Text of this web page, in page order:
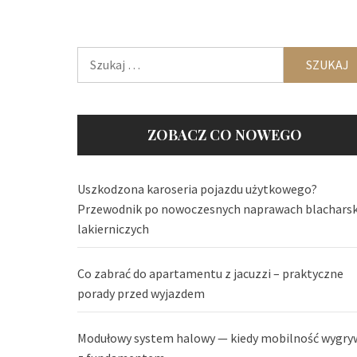
Szukaj:
ZOBACZ CO NOWEGO
Uszkodzona karoseria pojazdu użytkowego?
Przewodnik po nowoczesnych naprawach
lakierniczych
Co zabrać do apartamentu z jacuzzi – praktyczne
porady przed wyjazdem
Modułowy system halowy — kiedy mobilność